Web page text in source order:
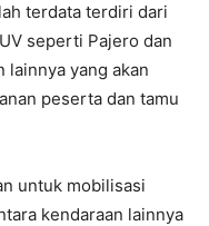
terdata terdiri dari
seperti Pajero dan
lainnya yang akan
peserta dan tamu
untuk mobilisasi
kendaraan lainnya